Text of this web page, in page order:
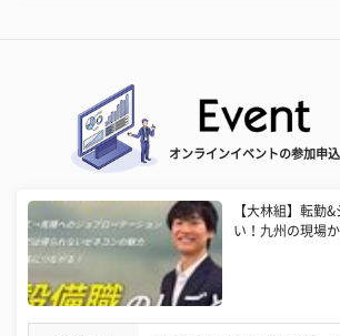
オンラインイベントの参加申込
【大林組】転勤
い！九州の現場